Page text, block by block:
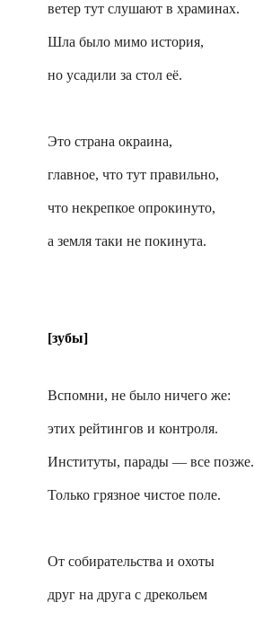
ветер тут слушают в храминах.
Шла было мимо история,
но усадили за стол её.
Это страна окраина,
главное, что тут правильно,
что некрепкое опрокинуто,
а земля таки не покинута.
[зубы]
Вспомни, не было ничего же:
этих рейтингов и контроля.
Институты, парады — все позже.
Только грязное чистое поле.
От собирательства и охоты
друг на друга с дрекольем